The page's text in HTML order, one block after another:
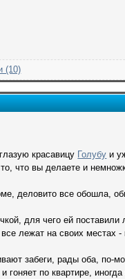
(10)
красавицу Голубу и
что вы делаете и
деловито все обошла,
для чего ей поставили
лежат на своих местах
забеги, рады оба, по-
гоняет по квартире,